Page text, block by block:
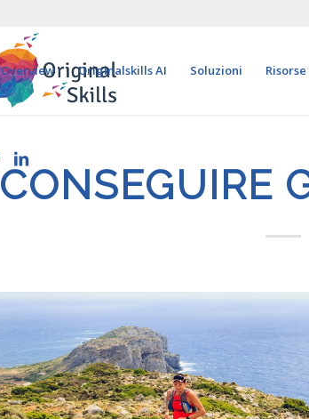
Overview Originalskills AI Soluzioni Risorse
CONSEGUIRE